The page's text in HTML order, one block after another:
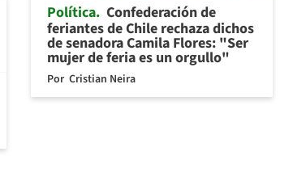
Política Confederación de
feriantes de Chile rechaza dichos
de senadora Camila Flores: "Ser
mujer de feria es un orgullo"
Por Cristian Neira